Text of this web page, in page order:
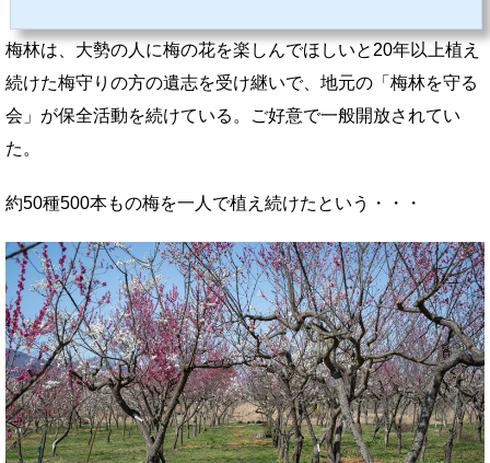
梅林は、大勢の人に梅の花を楽しんでほしいと20年以上植え
続けた梅守りの方の遺志を受け継いで、地元の「梅林を守る
会」が保全活動を続けている。ご好意で一般開放されてい
た。
約50種500本もの梅を一人で植え続けたという・・・